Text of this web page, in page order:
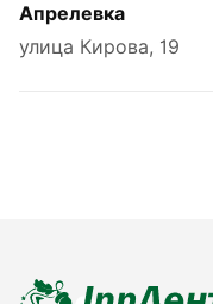
Апрелевка
улица Кирова, 19